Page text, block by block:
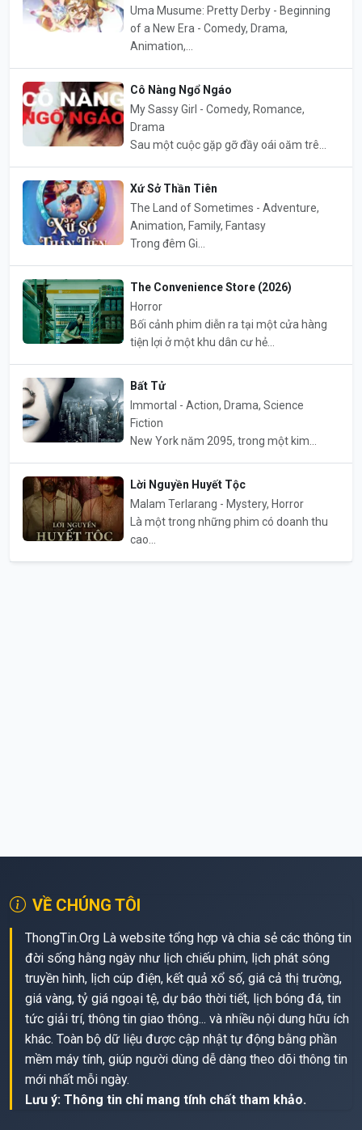
Uma Musume: Pretty Derby - Beginning
of a New Era - Comedy, Drama,
Animation,...
Cô Nàng Ngổ Ngáo
My Sassy Girl - Comedy, Romance,
Drama
Sau một cuộc gặp gỡ đầy oái oăm trê...
Xứ Sở Thần Tiên
The Land of Sometimes - Adventure,
Animation, Family, Fantasy
Trong đêm Gi...
The Convenience Store (2026)
Horror
Bối cảnh phim diễn ra tại một cửa hàng
tiện lợi ở một khu dân cư hẻ...
Bất Tử
Immortal - Action, Drama, Science
Fiction
New York năm 2095, trong một kim...
Lời Nguyền Huyết Tộc
Malam Terlarang - Mystery, Horror
Là một trong những phim có doanh thu
cao...
VỀ CHÚNG TÔI
ThongTin.Org Là website tổng hợp và chia sẻ các thông tin
đời sống hằng ngày như lịch chiếu phim, lịch phát sóng
truyền hình, lịch cúp điện, kết quả xổ số, giá cả thị trường,
giá vàng, tỷ giá ngoại tệ, dự báo thời tiết, lịch bóng đá, tin
tức giải trí, thông tin giao thông... và nhiều nội dung hữu ích
khác. Toàn bộ dữ liệu được cập nhật tự động bằng phần
mềm máy tính, giúp người dùng dễ dàng theo dõi thông tin
mới nhất mỗi ngày.
Lưu ý: Thông tin chỉ mang tính chất tham khảo.